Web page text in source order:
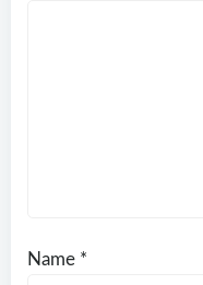
Name *